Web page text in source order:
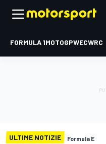
FORMULA 1MOTOGPWECWRC
ULTIME NOTIZIE Formula E